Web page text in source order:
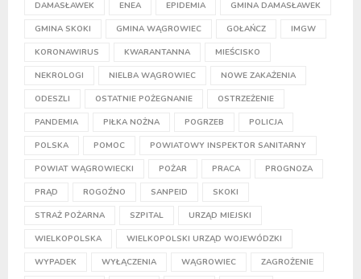
DAMASŁAWEK ENEA EPIDEMIA GMINA DAMASŁAWEK
GMINA SKOKI GMINA WĄGROWIEC GOŁAŃCZ IMGW
KORONAWIRUS KWARANTANNA MIEŚCISKO
NEKROLOGI NIELBA WĄGROWIEC NOWE ZAKAŻENIA
ODESZLI OSTATNIE POŻEGNANIE OSTRZEŻENIE
PANDEMIA PIŁKA NOŻNA POGRZEB POLICJA
POLSKA POMOC POWIATOWY INSPEKTOR SANITARNY
POWIAT WĄGROWIECKI POŻAR PRACA PROGNOZA
PRĄD ROGOŹNO SANPEID SKOKI
STRAŻ POŻARNA SZPITAL URZĄD MIEJSKI
WIELKOPOLSKA WIELKOPOLSKI URZĄD WOJEWÓDZKI
WYPADEK WYŁĄCZENIA WĄGROWIEC ZAGROŻENIE